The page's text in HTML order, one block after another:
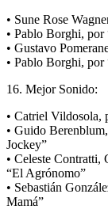
• Sune Rose
• Pablo Borghi, por
• Gustavo
• Pablo Borghi, por
16. Mejor Sonido:
• Catriel Vildosola,
• Guido
Jockey”
• Celeste Contratti,
“El Agrónomo”
• Sebastián
Mamá”